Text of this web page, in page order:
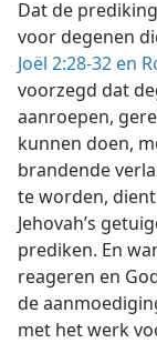
Dat de
voor degenen
Joël 2:28-32 en
voorzegd dat
aanroepen,
kunnen doen,
brandende
te worden,
Jehovah’s
prediken. En
reageren en
de
met het werk